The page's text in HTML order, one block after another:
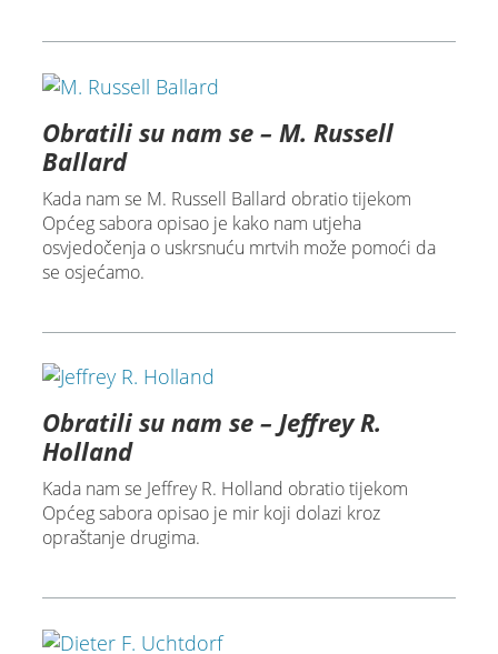
Obratili su nam se – M. Russell
Ballard
Kada nam se M. Russell Ballard obratio tijekom
Općeg sabora opisao je kako nam utjeha
osvjedočenja o uskrsnuću mrtvih može pomoći da
se osjećamo.
Obratili su nam se – Jeffrey R.
Holland
Kada nam se Jeffrey R. Holland obratio tijekom
Općeg sabora opisao je mir koji dolazi kroz
opraštanje drugima.